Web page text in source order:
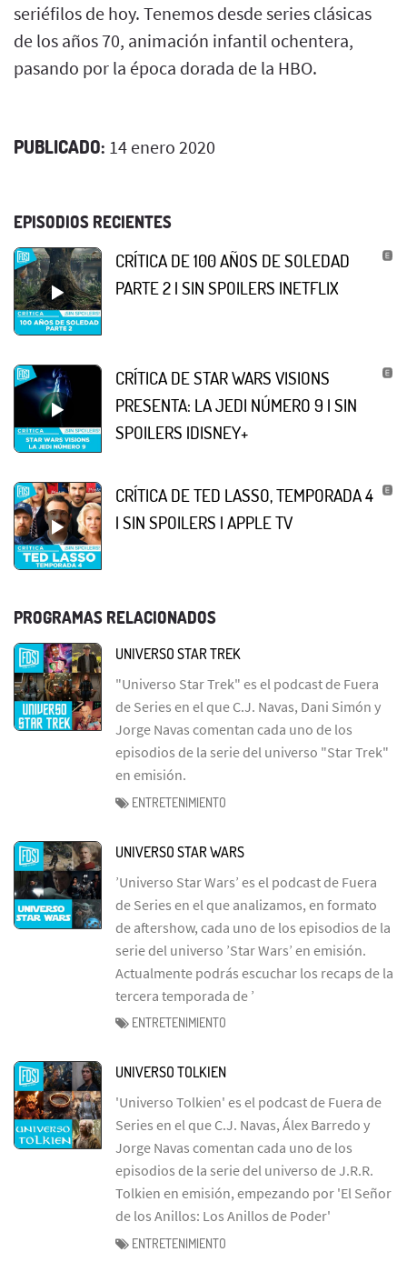
seriéfilos de hoy. Tenemos desde series clásicas
de los años 70, animación infantil ochentera,
pasando por la época dorada de la HBO.
PUBLICADO: 14 enero 2020
EPISODIOS RECIENTES
CRÍTICA DE 100 AÑOS DE SOLEDAD
PARTE 2 | SIN SPOILERS |NETFLIX
CRÍTICA DE STAR WARS VISIONS
PRESENTA: LA JEDI NÚMERO 9 | SIN
SPOILERS |DISNEY+
CRÍTICA DE TED LASSO, TEMPORADA 4
| SIN SPOILERS | APPLE TV
PROGRAMAS RELACIONADOS
UNIVERSO STAR TREK
"Universo Star Trek" es el podcast de Fuera
de Series en el que C.J. Navas, Dani Simón y
Jorge Navas comentan cada uno de los
episodios de la serie del universo "Star Trek"
en emisión.
ENTRETENIMIENTO
UNIVERSO STAR WARS
’Universo Star Wars’ es el podcast de Fuera
de Series en el que analizamos, en formato
de aftershow, cada uno de los episodios de la
serie del universo ’Star Wars’ en emisión.
Actualmente podrás escuchar los recaps de la
tercera temporada de ’
ENTRETENIMIENTO
UNIVERSO TOLKIEN
'Universo Tolkien' es el podcast de Fuera de
Series en el que C.J. Navas, Álex Barredo y
Jorge Navas comentan cada uno de los
episodios de la serie del universo de J.R.R.
Tolkien en emisión, empezando por 'El Señor
de los Anillos: Los Anillos de Poder'
ENTRETENIMIENTO